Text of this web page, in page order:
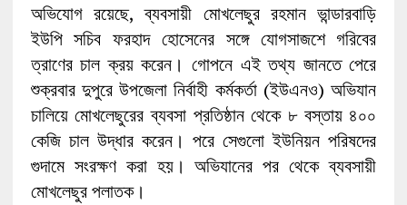
অভিযোগ রয়েছে, ব্যবসায়ী মোখলেছুর রহমান ভান্ডারবাড়ি
ইউপি সচিব ফরহাদ হোসেনের সঙ্গে যোগসাজশে গরিবের
ত্রাণের চাল ক্রয় করেন। গোপনে এই তথ্য জানতে পেরে
শুক্রবার দুপুরে উপজেলা নির্বাহী কর্মকর্তা (ইউএনও) অভিযান
চালিয়ে মোখলেছুরের ব্যবসা প্রতিষ্ঠান থেকে ৮ বস্তায় ৪০০
কেজি চাল উদ্ধার করেন। পরে সেগুলো ইউনিয়ন পরিষদের
গুদামে সংরক্ষণ করা হয়। অভিযানের পর থেকে ব্যবসায়ী
মোখলেছুর পলাতক।